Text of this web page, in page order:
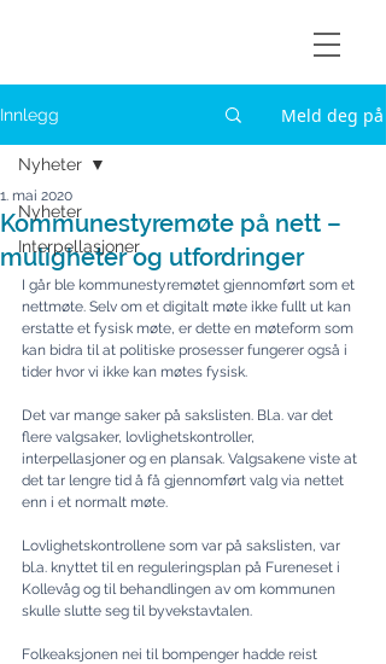
Innlegg Meld deg på
Nyheter
Interpellasjoner
Nyheter
Kommunestyremøte på nett –
muligheter og utfordringer
1. mai 2020
I går ble kommunestyremøtet gjennomført som et
nettmøte. Selv om et digitalt møte ikke fullt ut kan
erstatte et fysisk møte, er dette en møteform som
kan bidra til at politiske prosesser fungerer også i
tider hvor vi ikke kan møtes fysisk.
Det var mange saker på sakslisten. Bl.a. var det
flere valgsaker, lovlighetskontroller,
interpellasjoner og en plansak. Valgsakene viste at
det tar lengre tid å få gjennomført valg via nettet
enn i et normalt møte.
Lovlighetskontrollene som var på sakslisten, var
bl.a. knyttet til en reguleringsplan på Fureneset i
Kollevåg og til behandlingen av om kommunen
skulle slutte seg til byvekstavtalen.
Folkeaksjonen nei til bompenger hadde reist